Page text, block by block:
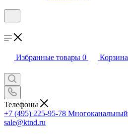
Избранные товары 0 Корзина
Телефоны
+7 (495) 225-95-78 Многоканальный
sale@ktnd.ru